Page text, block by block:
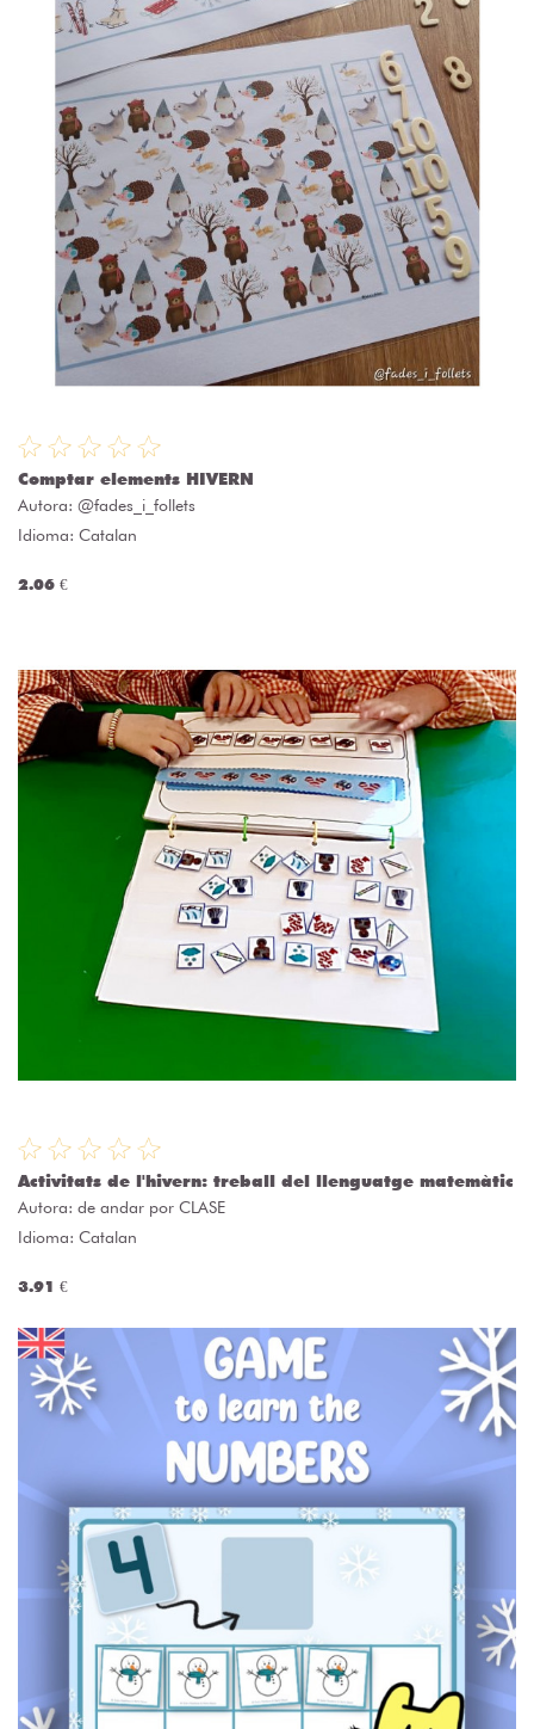
Comptar elements HIVERN
Autora: @fades_i_follets
Idioma: Catalan
2.06 €
Activitats de l'hivern: treball del llenguatge matemàtic
Autora: de andar por CLASE
Idioma: Catalan
3.91 €